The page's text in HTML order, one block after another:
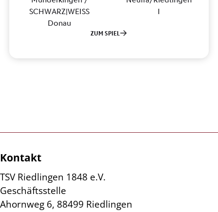
Kontakt
TSV Riedlingen 1848 e.V.
Geschäftsstelle
Ahornweg 6, 88499 Riedlingen